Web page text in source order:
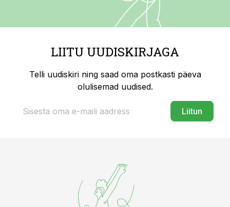
LIITU UUDISKIRJAGA
Telli uudiskiri ning saad oma postkasti päeva
olulisemad uudised.
Liitun